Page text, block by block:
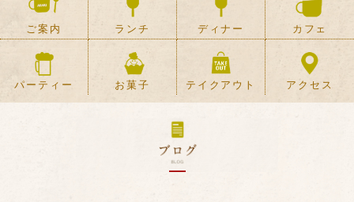
ご案内 ランチ ディナー カフェ
パーティー お菓子 テイクアウト アクセス